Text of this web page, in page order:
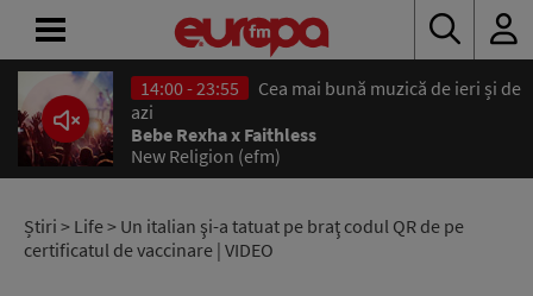
14:00 - 23:55
Cea mai bună muzică de ieri și de
azi
Bebe Rexha x Faithless
New Religion (efm)
Știri > Life> Un italian şi-a tatuat pe braţ codul QR de pe
certificatul de vaccinare | VIDEO
ACASĂ
ȘTIRI
RADIO